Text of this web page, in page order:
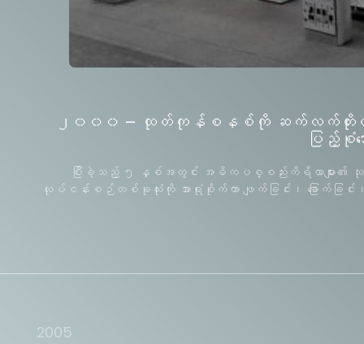
၂၀၀၀ – ထုတ်ကုန်စနစ်ကို ဆက်လက်တိုးတက်အေ
ပြည့်စုံအ
ပြီးခဲ့သည့် ၅ နှစ်အတွင်း အဓိကပစ္စည်းကိရိယာများ
လုပ်ငန်းစဉ်တစ်ခုလုံးကို အာရုံစိုက်ကာ ဖျက်ခြင်း၊ ခြောက်ခြင်း၊
2005